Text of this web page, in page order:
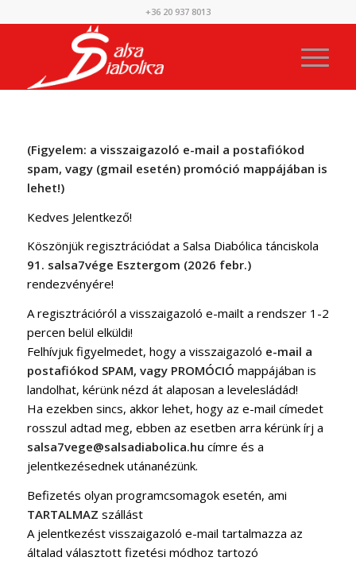
+36 20 937 8013
(Figyelem: a visszaigazoló e-mail a postafiókod
spam, vagy (gmail esetén) promóció mappájában is
lehet!)
Kedves Jelentkező!
Köszönjük regisztrációdat a Salsa Diabólica tánciskola
91. salsa7vége Esztergom (2026 febr.)
rendezvényére!
A regisztrációról a visszaigazoló e-mailt a rendszer 1-2
percen belül elküldi!
Felhívjuk figyelmedet, hogy a visszaigazoló e-mail a
postafiókod SPAM, vagy PROMÓCIÓ mappájában is
landolhat, kérünk nézd át alaposan a levelesládád!
Ha ezekben sincs, akkor lehet, hogy az e-mail címedet
rosszul adtad meg, ebben az esetben arra kérünk írj a
salsa7vege@salsadiabolica.hu címre és a
jelentkezésednek utánanézünk.
Befizetés olyan programcsomagok esetén, ami
TARTALMAZ szállást
A jelentkezést visszaigazoló e-mail tartalmazza az
általad választott fizetési módhoz tartozó